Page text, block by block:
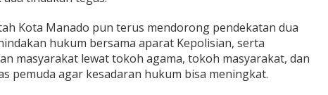
a
s
Kota Manado pun terus mendorong pendekatan dua
hukum bersama aparat Kepolisian, serta
masyarakat lewat tokoh agama, tokoh masyarakat, dan
pemuda agar kesadaran hukum bisa meningkat.